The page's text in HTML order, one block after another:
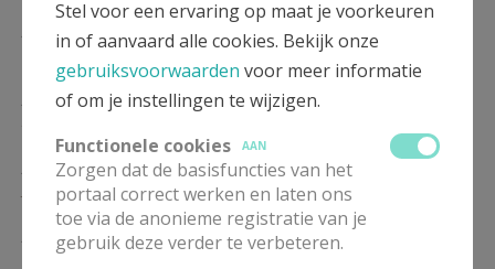
16/01
Eucharistie
19.00 Eucharistie
30/01
19.00 Eucharistie
06/02
19.00 Eucharistie
Stel voor een ervaring op maat je voorkeuren
in of aanvaard alle cookies. Bekijk onze
gebruiksvoorwaarden voor meer informatie
of om je instellingen te wijzigen.
Functionele cookies
AAN
Zorgen dat de basisfuncties van het
portaal correct werken en laten ons
toe via de anonieme registratie van je
gebruik deze verder te verbeteren.